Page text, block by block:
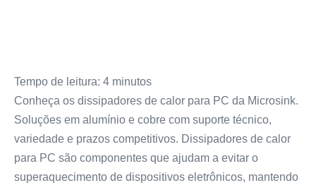
Tempo de leitura: 4 minutos
Conheça os dissipadores de calor para PC da Microsink.
Soluções em alumínio e cobre com suporte técnico,
variedade e prazos competitivos. Dissipadores de calor
para PC são componentes que ajudam a evitar o
superaquecimento de dispositivos eletrônicos, mantendo